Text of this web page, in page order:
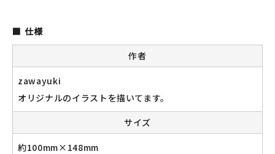
おすすめ特集
イベント・ワークショップ
仕様
作者
zawayuki
オリジナルのイラストを描いてます。
サイズ
約100mm×148mm